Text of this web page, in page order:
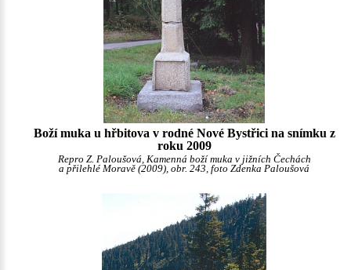
Boží muka u hřbitova v rodné Nové Bystřici na snímku z
roku 2009
Repro Z. Paloušová, Kamenná boží muka v jižních Čechách
a přilehlé Moravě (2009), obr. 243, foto Zdenka Paloušová